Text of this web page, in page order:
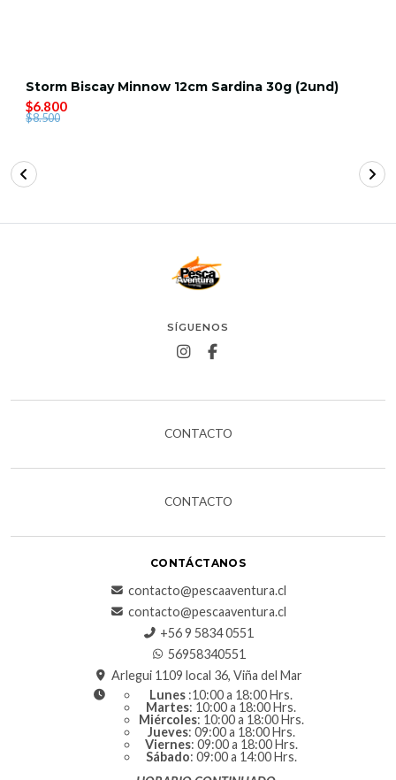
Storm Biscay Minnow 12cm Sardina 30g (2und)
$6.800
$8.500
SÍGUENOS
CONTACTO
CONTACTO
CONTÁCTANOS
contacto@pescaaventura.cl
contacto@pescaaventura.cl
+56 9 5834 0551
56958340551
Arlegui 1109 local 36, Viña del Mar
Lunes :10:00 a 18:00 Hrs.
Martes: 10:00 a 18:00 Hrs.
Miércoles: 10:00 a 18:00 Hrs.
Jueves: 09:00 a 18:00 Hrs.
Viernes: 09:00 a 18:00 Hrs.
Sábado: 09:00 a 14:00 Hrs.